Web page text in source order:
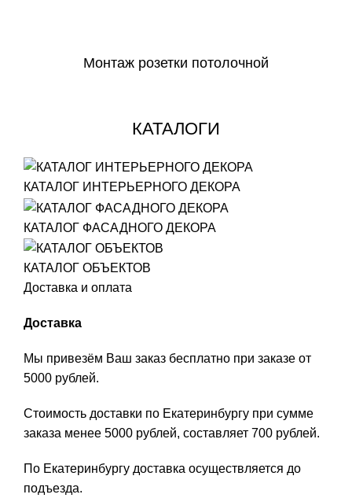
Монтаж розетки потолочной
КАТАЛОГИ
КАТАЛОГ ИНТЕРЬЕРНОГО ДЕКОРА
КАТАЛОГ ФАСАДНОГО ДЕКОРА
КАТАЛОГ ОБЪЕКТОВ
Доставка и оплата
Доставка
Мы привезём Ваш заказ бесплатно при заказе от
5000 рублей.
Стоимость доставки по Екатеринбургу при сумме
заказа менее 5000 рублей, составляет 700 рублей.
По Екатеринбургу доставка осуществляется до
подъезда.